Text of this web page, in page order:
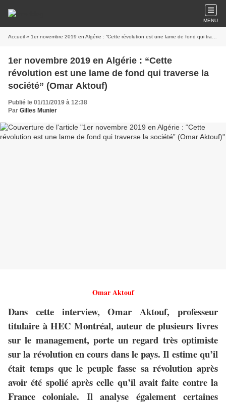
MENU
Accueil » 1er novembre 2019 en Algérie : “Cette révolution est une lame de fond qui traverse la société” (Omar Aktouf)
1er novembre 2019 en Algérie : “Cette
révolution est une lame de fond qui traverse la
société” (Omar Aktouf)
Publié le 01/11/2019 à 12:38
Par Gilles Munier
Omar Aktouf
Dans cette interview, Omar Aktouf, professeur
titulaire à HEC Montréal, auteur de plusieurs livres
sur le management, porte un regard très optimiste
sur la révolution en cours dans le pays. Il estime qu’il
était temps que le peuple fasse sa révolution après
avoir été spolié après celle qu’il avait faite contre la
France coloniale. Il analyse également certaines